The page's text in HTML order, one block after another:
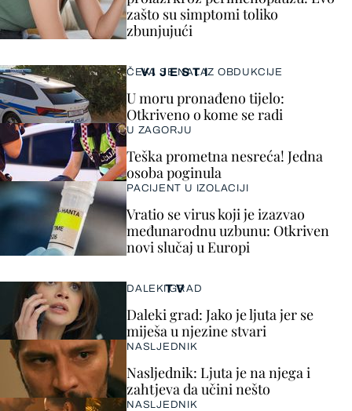
VIJESTI
ČEKA SE NALAZ OBDUKCIJE
U moru pronađeno tijelo:
Otkriveno o kome se radi
U ZAGORJU
Teška prometna nesreća! Jedna
osoba poginula
PACIJENT U IZOLACIJI
Vratio se virus koji je izazvao
međunarodnu uzbunu: Otkriven
novi slučaj u Europi
zašto su simptomi toliko
zbunjujući
TV
DALEKI GRAD
Daleki grad: Jako je ljuta jer se
miješa u njezine stvari
NASLJEDNIK
Nasljednik: Ljuta je na njega i
zahtjeva da učini nešto
NASLJEDNIK